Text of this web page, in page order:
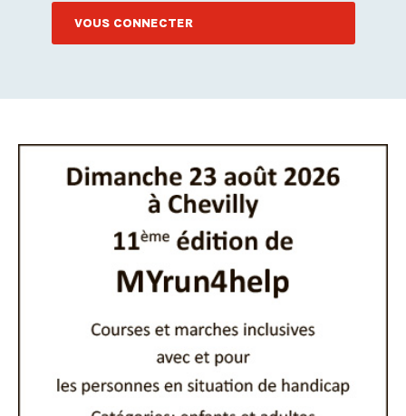
VOUS CONNECTER